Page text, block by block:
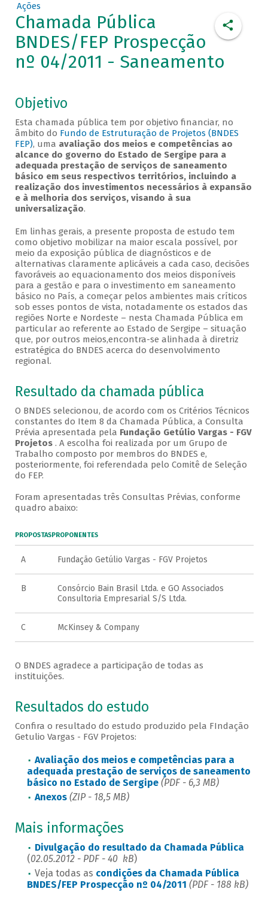
Ações
Chamada Pública
BNDES/FEP Prospecção
nº 04/2011 - Saneamento
Objetivo
Esta chamada pública tem por objetivo financiar, no
âmbito do Fundo de Estruturação de Projetos (BNDES
FEP), uma avaliação dos meios e competências ao
alcance do governo do Estado de Sergipe para a
adequada prestação de serviços de saneamento
básico em seus respectivos territórios, incluindo a
realização dos investimentos necessários à expansão
e à melhoria dos serviços, visando à sua
universalização.
Em linhas gerais, a presente proposta de estudo tem
como objetivo mobilizar na maior escala possível, por
meio da exposição pública de diagnósticos e de
alternativas claramente aplicáveis a cada caso, decisões
favoráveis ao equacionamento dos meios disponíveis
para a gestão e para o investimento em saneamento
básico no País, a começar pelos ambientes mais críticos
sob esses pontos de vista, notadamente os estados das
regiões Norte e Nordeste – nesta Chamada Pública em
particular ao referente ao Estado de Sergipe – situação
que, por outros meios,encontra-se alinhada à diretriz
estratégica do BNDES acerca do desenvolvimento
regional.
Resultado da chamada pública
O BNDES selecionou, de acordo com os Critérios Técnicos
constantes do Item 8 da Chamada Pública, a Consulta
Prévia apresentada pela Fundação Getúlio Vargas - FGV
Projetos. A escolha foi realizada por um Grupo de
Trabalho composto por membros do BNDES e,
posteriormente, foi referendada pelo Comitê de Seleção
do FEP.
Foram apresentadas três Consultas Prévias, conforme
quadro abaixo:
PROPOSTASPROPONENTES
A Fundação Getúlio Vargas - FGV Projetos
B
Consórcio Bain Brasil Ltda. e GO Associados
Consultoria Empresarial S/S Ltda.
C McKinsey & Company
O BNDES agradece a participação de todas as
instituições.
Resultados do estudo
Confira o resultado do estudo produzido pela FIndação
Getulio Vargas - FGV Projetos:
Avaliação dos meios e competências para a
adequada prestação de serviços de saneamento
básico no Estado de Sergipe(PDF - 6,3 MB)
Anexos (ZIP - 18,5 MB)
Mais informações
Divulgação do resultado da Chamada Pública
(02.05.2012 - PDF - 40 kB)
Veja todas as condições da Chamada Pública
BNDES/FEP Prospecção nº 04/2011 (PDF - 188 kB)